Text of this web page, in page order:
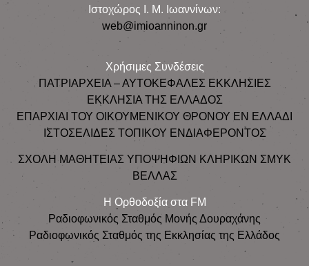
Ιστοχώρος Ι. Μ. Ιωαννίνων:
web@imioanninon.gr
Χρήσιμες Συνδέσεις
ΠΑΤΡΙΑΡΧΕΙΑ – ΑΥΤΟΚΕΦΑΛΕΣ ΕΚΚΛΗΣΙΕΣ
ΕΚΚΛΗΣΙΑ ΤΗΣ ΕΛΛΑΔΟΣ
ΕΠΑΡΧΙΑΙ ΤΟΥ ΟΙΚΟΥΜΕΝΙΚΟΥ ΘΡΟΝΟΥ ΕΝ ΕΛΛΑΔΙ
ΙΣΤΟΣΕΛΙΔΕΣ ΤΟΠΙΚΟΥ ΕΝΔΙΑΦΕΡΟΝΤΟΣ
ΣΧΟΛΗ ΜΑΘΗΤΕΙΑΣ ΥΠΟΨΗΦΙΩΝ ΚΛΗΡΙΚΩΝ ΣΜΥΚ
ΒΕΛΛΑΣ
Η Ορθοδοξία στα FM
Ραδιοφωνικός Σταθμός Μονής Δουραχάνης
Ραδιοφωνικός Σταθμός της Εκκλησίας της Ελλάδος